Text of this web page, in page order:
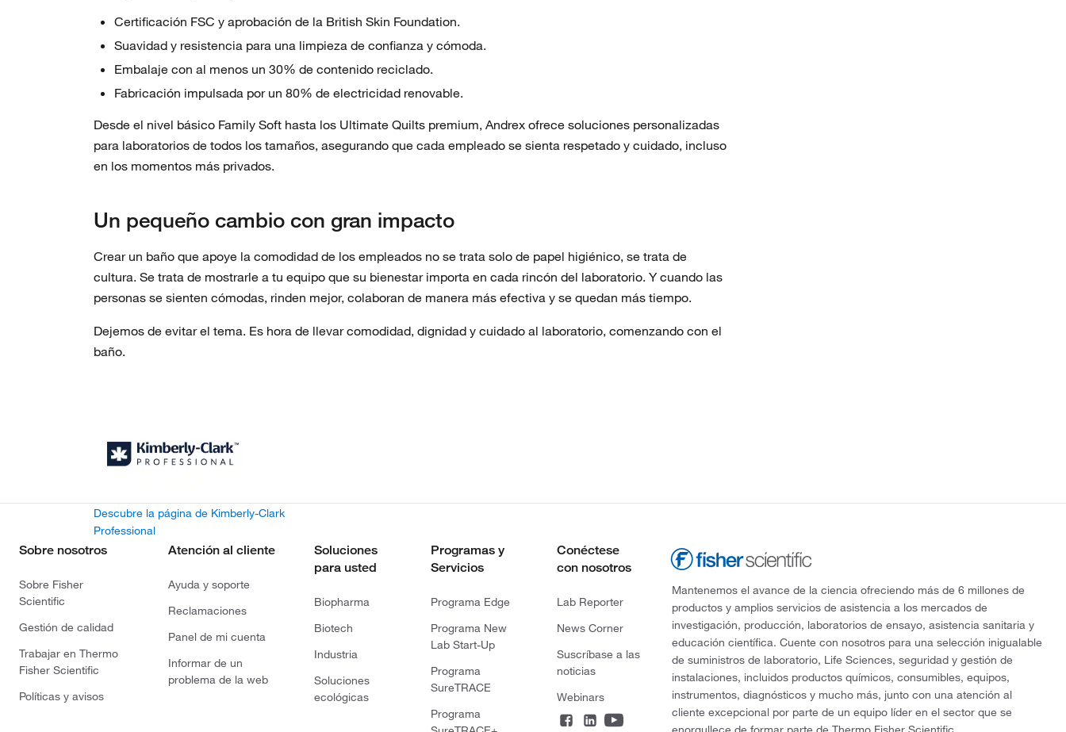
Certificación FSC y aprobación de la British Skin Foundation.
Suavidad y resistencia para una limpieza de confianza y cómoda.
Embalaje con al menos un 30% de contenido reciclado.
Fabricación impulsada por un 80% de electricidad renovable.
Desde el nivel básico Family Soft hasta los Ultimate Quilts premium, Andrex ofrece soluciones personalizadas
para laboratorios de todos los tamaños, asegurando que cada empleado se sienta respetado y cuidado, incluso
en los momentos más privados.
Un pequeño cambio con gran impacto
Crear un baño que apoye la comodidad de los empleados no se trata solo de papel higiénico, se trata de
cultura. Se trata de mostrarle a tu equipo que su bienestar importa en cada rincón del laboratorio. Y cuando las
personas se sienten cómodas, rinden mejor, colaboran de manera más efectiva y se quedan más tiempo.
Dejemos de evitar el tema. Es hora de llevar comodidad, dignidad y cuidado al laboratorio, comenzando con el
baño.
Descubre la página de Kimberly-Clark
Professional
Sobre nosotros
Sobre Fisher
Scientific
Gestión de calidad
Trabajar en Thermo
Fisher Scientific
Políticas y avisos
Atención al cliente
Ayuda y soporte
Reclamaciones
Panel de mi cuenta
Informar de un
problema de la web
Soluciones
para usted
Biopharma
Biotech
Industria
Soluciones
ecológicas
Programas y
Servicios
Programa Edge
Programa New
Lab Start-Up
Programa
SureTRACE
Programa
Conéctese
con nosotros
Lab Reporter
News Corner
Suscríbase a las
noticias
Webinars
Mantenemos el avance de la ciencia ofreciendo más de 6 millones de
productos y amplios servicios de asistencia a los mercados de
investigación, producción, laboratorios de ensayo, asistencia sanitaria y
educación científica. Cuente con nosotros para una selección inigualable
de suministros de laboratorio, Life Sciences, seguridad y gestión de
instalaciones, incluidos productos químicos, consumibles, equipos,
instrumentos, diagnósticos y mucho más, junto con una atención al
cliente excepcional por parte de un equipo líder en el sector que se